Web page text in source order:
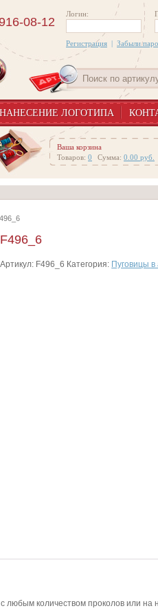
Логин:
Регистрация | Забыли
08-12
НАНЕСЕНИЕ ЛОГОТИПА
Ваша корзина
Товаров: 0 Сумма: 0.00 руб.
F496_6
Артикул: F496_6 Категория: Пуговицы в
любым количеством проколов или на